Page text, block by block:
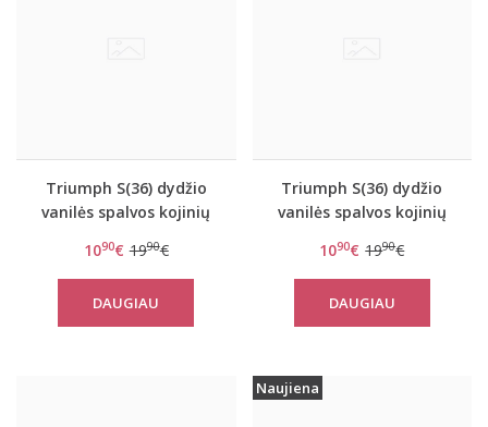
Triumph S(36) dydžio
vanilės spalvos kojinių
S
1090€ 1990€
DAUGIAU
Triumph S(36) dydžio
vanilės spalvos kojinių
Spotlight S
1090€ 1990€
DAUGIAU
Naujiena